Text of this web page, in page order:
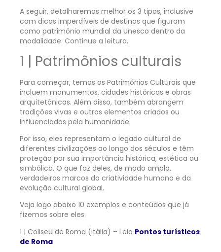
A seguir, detalharemos melhor os 3 tipos, inclusive
com dicas imperdíveis de destinos que figuram
como patrimônio mundial da Unesco dentro da
modalidade. Continue a leitura.
1 | Patrimônios culturais
Para começar, temos os Patrimônios Culturais que
incluem monumentos, cidades históricas e obras
arquitetônicas. Além disso, também abrangem
tradições vivas e outros elementos criados ou
influenciados pela humanidade.
Por isso, eles representam o legado cultural de
diferentes civilizações ao longo dos séculos e têm
proteção por sua importância histórica, estética ou
simbólica. O que faz deles, de modo amplo,
verdadeiros marcos da criatividade humana e da
evolução cultural global.
Veja logo abaixo 10 exemplos e conteúdos que já
fizemos sobre eles.
1 | Coliseu de Roma (Itália) – Leia Pontos turísticos
de Roma